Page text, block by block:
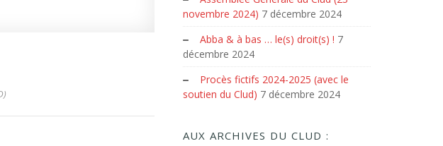
novembre 2024) 7 décembre 2024
Abba & à bas … le(s) droit(s) ! 7
décembre 2024
Procès fictifs 2024-2025 (avec le
soutien du Clud) 7 décembre 2024
AUX ARCHIVES DU CLUD :